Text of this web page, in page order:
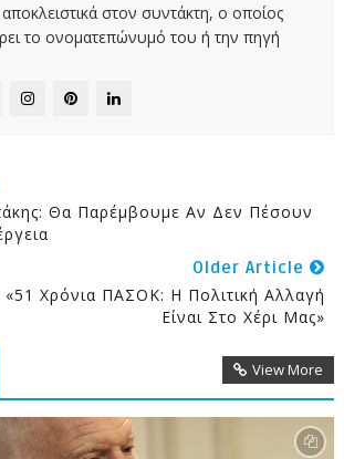
στον συντάκτη, ο οποίος
το ονοματεπώνυμό του ή την πηγή
Θα Παρέμβουμε Αν Δεν Πέσουν
Older Article
Χρόνια ΠΑΣΟΚ: Η Πολιτική Αλλαγή
Είναι Στο Χέρι Μας»
View More